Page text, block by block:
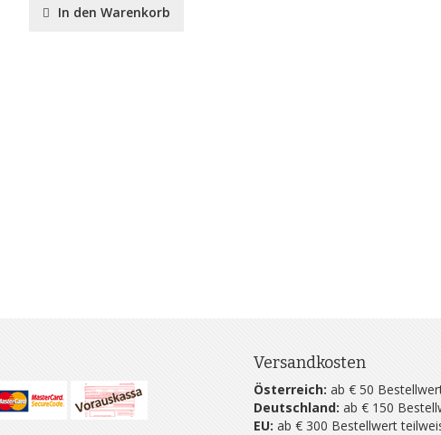
In den Warenkorb
Versandkosten
Österreich: ab € 50
Deutschland: ab € 150
EU: ab € 300 Bestellwert